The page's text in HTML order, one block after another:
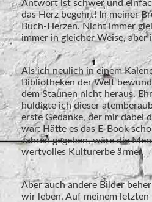
Antwort ist schwer und
das Herz begehrt! In meiner
Buch-Herzen. Nicht immer
immer in gleicher Weise, aber
Als ich neulich in einem
Bibliotheken der Welt
dem Staunen nicht heraus.
huldigte ich dieser
erste Gedanke, der mir dabei
war: Hätte es das E-Book
Jahren gegeben, wäre die
wertvolles Kulturerbe ärmer.
Aber auch andere Bilder
wir leben. Auf meinem